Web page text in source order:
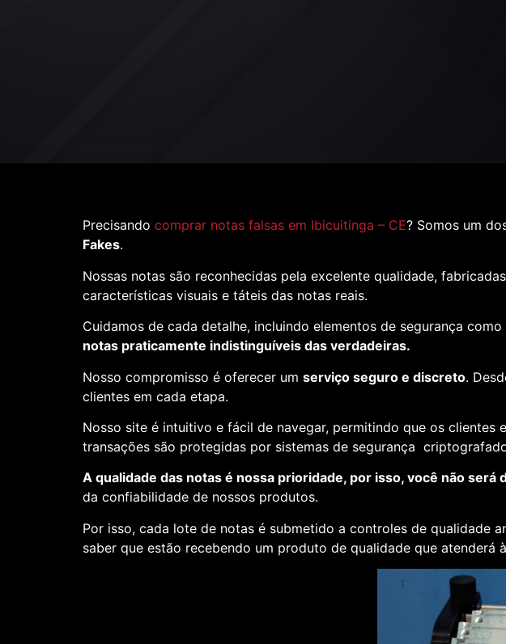
Precisando comprar notas falsas em Ibicuitinga – CE? Somos um
Fakes.
Nossas notas são reconhecidas pela excelente qualidade,
características visuais e táteis das notas reais.
Cuidamos de cada detalhe, incluindo elementos de segurança
notas praticamente indistinguíveis das verdadeiras.
Nosso compromisso é oferecer um serviço seguro e discreto.
clientes em cada etapa.
Nosso site é intuitivo e fácil de navegar, permitindo que os clientes
transações são protegidas por sistemas de segurança
A qualidade das notas é nossa prioridade, por isso, você não será
da confiabilidade de nossos produtos.
Por isso, cada lote de notas é submetido a controles de qualidade
saber que estão recebendo um produto de qualidade que atenderá